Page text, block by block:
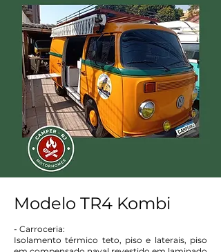
Modelo TR4 Kombi
- Carroceria:
Isolamento térmico teto, piso e laterais, piso